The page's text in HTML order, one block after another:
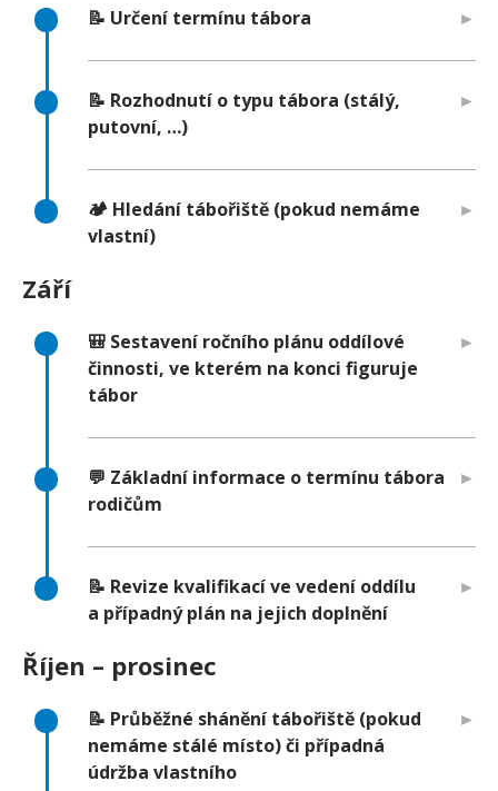
📝 Určení termínu tábora
📝 Rozhodnutí o typu tábora (stálý,
putovní, …)
🏕️ Hledání tábořiště (pokud nemáme
vlastní)
Září
🎒 Sestavení ročního plánu oddílové
činnosti, ve kterém na konci figuruje
tábor
💬 Základní informace o termínu tábora
rodičům
📝 Revize kvalifikací ve vedení oddílu
a případný plán na jejich doplnění
Říjen – prosinec
📝 Průběžné shánění tábořiště (pokud
nemáme stálé místo) či případná
údržba vlastního